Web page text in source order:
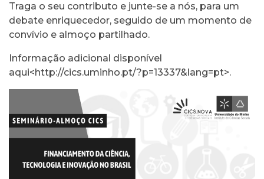
Traga o seu contributo e junte-se a nós, para um
debate enriquecedor, seguido de um momento de
convívio e almoço partilhado.
Informação adicional disponível
aqui<http://cics.uminho.pt/?p=13337&lang=pt>.